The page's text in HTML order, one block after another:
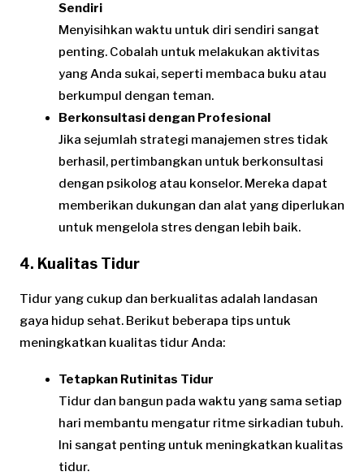
Sendiri
Menyisihkan waktu untuk diri sendiri sangat
penting. Cobalah untuk melakukan aktivitas
yang Anda sukai, seperti membaca buku atau
berkumpul dengan teman.
Berkonsultasi dengan Profesional
Jika sejumlah strategi manajemen stres tidak
berhasil, pertimbangkan untuk berkonsultasi
dengan psikolog atau konselor. Mereka dapat
memberikan dukungan dan alat yang diperlukan
untuk mengelola stres dengan lebih baik.
4. Kualitas Tidur
Tidur yang cukup dan berkualitas adalah landasan
gaya hidup sehat. Berikut beberapa tips untuk
meningkatkan kualitas tidur Anda:
Tetapkan Rutinitas Tidur
Tidur dan bangun pada waktu yang sama setiap
hari membantu mengatur ritme sirkadian tubuh.
Ini sangat penting untuk meningkatkan kualitas
tidur.